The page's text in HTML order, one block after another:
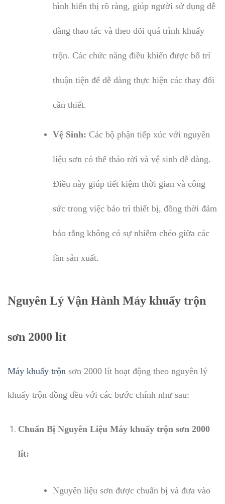
hình hiển thị rõ ràng, giúp người sử dụng dễ
dàng thao tác và theo dõi quá trình khuấy
trộn. Các chức năng điều khiển được bố trí
thuận tiện để dễ dàng thực hiện các thay đổi
cần thiết.
Vệ Sinh: Các bộ phận tiếp xúc với nguyên
liệu sơn có thể tháo rời và vệ sinh dễ dàng.
Điều này giúp tiết kiệm thời gian và công
sức trong việc bảo trì thiết bị, đồng thời đảm
bảo rằng không có sự nhiễm chéo giữa các
lần sản xuất.
Nguyên Lý Vận Hành Máy khuấy trộn
sơn 2000 lít
Máy khuấy trộn sơn 2000 lít hoạt động theo nguyên lý
khuấy trộn đồng đều với các bước chính như sau:
Chuẩn Bị Nguyên Liệu Máy khuấy trộn sơn 2000
lít:
Nguyên liệu sơn được chuẩn bị và đưa vào